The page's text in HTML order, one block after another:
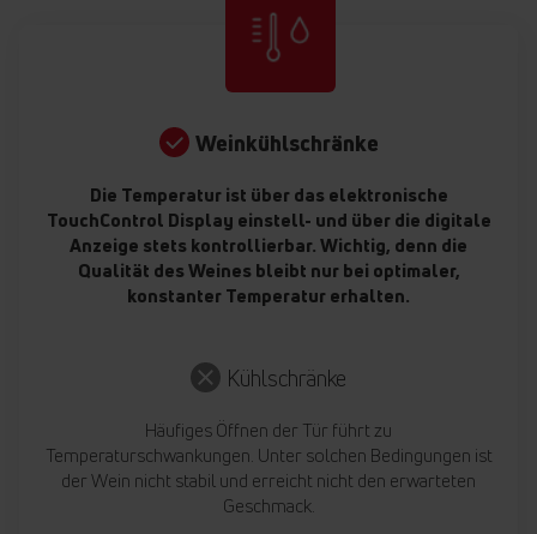
Weinkühlschränke
Die Temperatur ist über das elektronische
TouchControl Display einstell- und über die digitale
Anzeige stets kontrollierbar. Wichtig, denn die
Qualität des Weines bleibt nur bei optimaler,
konstanter Temperatur erhalten.
Kühlschränke
Häufiges Öffnen der Tür führt zu
Temperaturschwankungen. Unter solchen Bedingungen ist
der Wein nicht stabil und erreicht nicht den erwarteten
Geschmack.